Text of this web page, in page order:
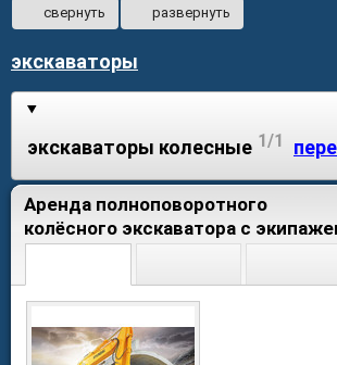
свернуть развернуть
экскаваторы
экскаваторы колесные 1/1
Аренда полноповоротного
колёсного экскаватора с